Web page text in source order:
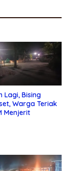
Lagi, Bising
Warga Teriak
Menjerit